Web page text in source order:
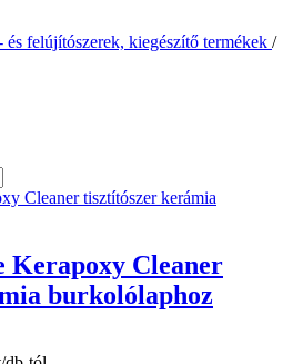
és felújítószerek, kiegészítő termékek /
Kerapoxy Cleaner
burkolólaphoz